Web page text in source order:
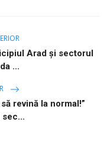
Arad și sectorul
...
revină la normal!”